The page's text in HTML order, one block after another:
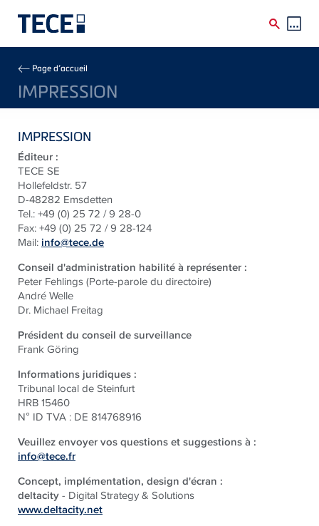
Breadcrumb
Page d’accueil
IMPRESSION
IMPRESSION
Éditeur :
TECE SE
Hollefeldstr. 57
D-48282 Emsdetten
Tel.: +49 (0) 25 72 / 9 28-0
Fax: +49 (0) 25 72 / 9 28-124
Mail:info@tece.de
Conseil d'administration habilité à représenter :
Peter Fehlings (Porte-parole du directoire)
André Welle
Dr. Michael Freitag
Président du conseil de surveillance
Frank Göring
Informations juridiques :
Tribunal local de Steinfurt
HRB 15460
N° ID TVA : DE 814768916
Veuillez envoyer vos questions et suggestions à :
info@tece.fr
Concept, implémentation, design d'écran :
deltacity- Digital Strategy & Solutions
www.deltacity.net